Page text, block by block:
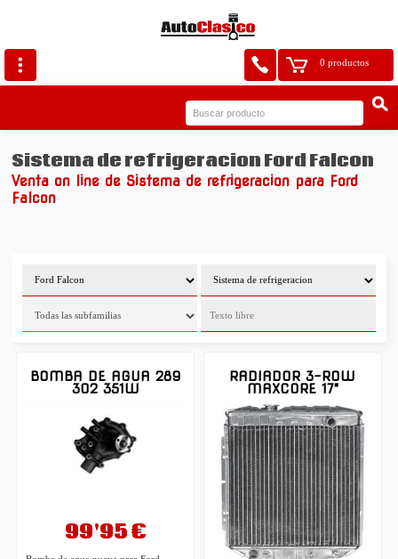
0 productos
Sistema de refrigeracion Ford Falcon
Venta on line de Sistema de refrigeracion para Ford
Falcon
BOMBA DE AGUA 289
302 351W
99'95 €
RADIADOR 3-ROW
MAXCORE 17"